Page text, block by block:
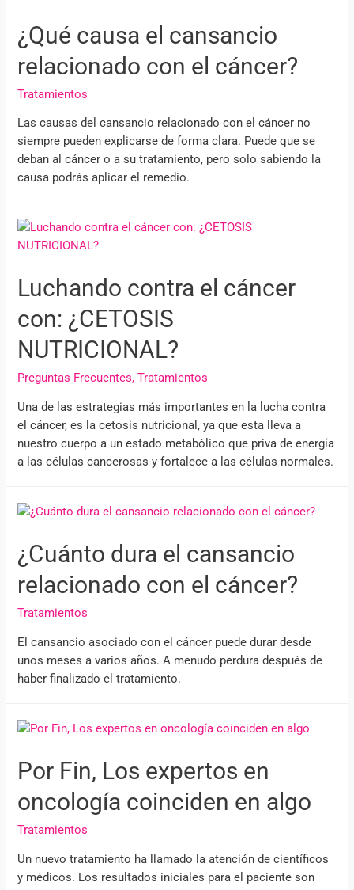
¿Qué causa el cansancio
relacionado con el cáncer?
Tratamientos
Las causas del cansancio relacionado con el cáncer no
siempre pueden explicarse de forma clara. Puede que se
deban al cáncer o a su tratamiento, pero solo sabiendo la
causa podrás aplicar el remedio.
Luchando contra el cáncer
con: ¿CETOSIS
NUTRICIONAL?
Preguntas Frecuentes,Tratamientos
Una de las estrategias más importantes en la lucha contra
el cáncer, es la cetosis nutricional, ya que esta lleva a
nuestro cuerpo a un estado metabólico que priva de energía
a las células cancerosas y fortalece a las células normales.
¿Cuánto dura el cansancio
relacionado con el cáncer?
Tratamientos
El cansancio asociado con el cáncer puede durar desde
unos meses a varios años. A menudo perdura después de
haber finalizado el tratamiento.
Por Fin, Los expertos en
oncología coinciden en algo
Tratamientos
Un nuevo tratamiento ha llamado la atención de científicos
y médicos. Los resultados iniciales para el paciente son